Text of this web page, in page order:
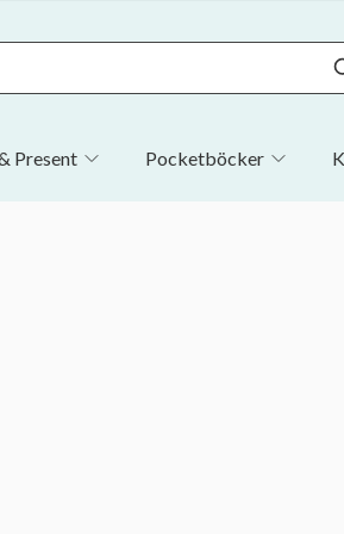
Present Pocketböcker